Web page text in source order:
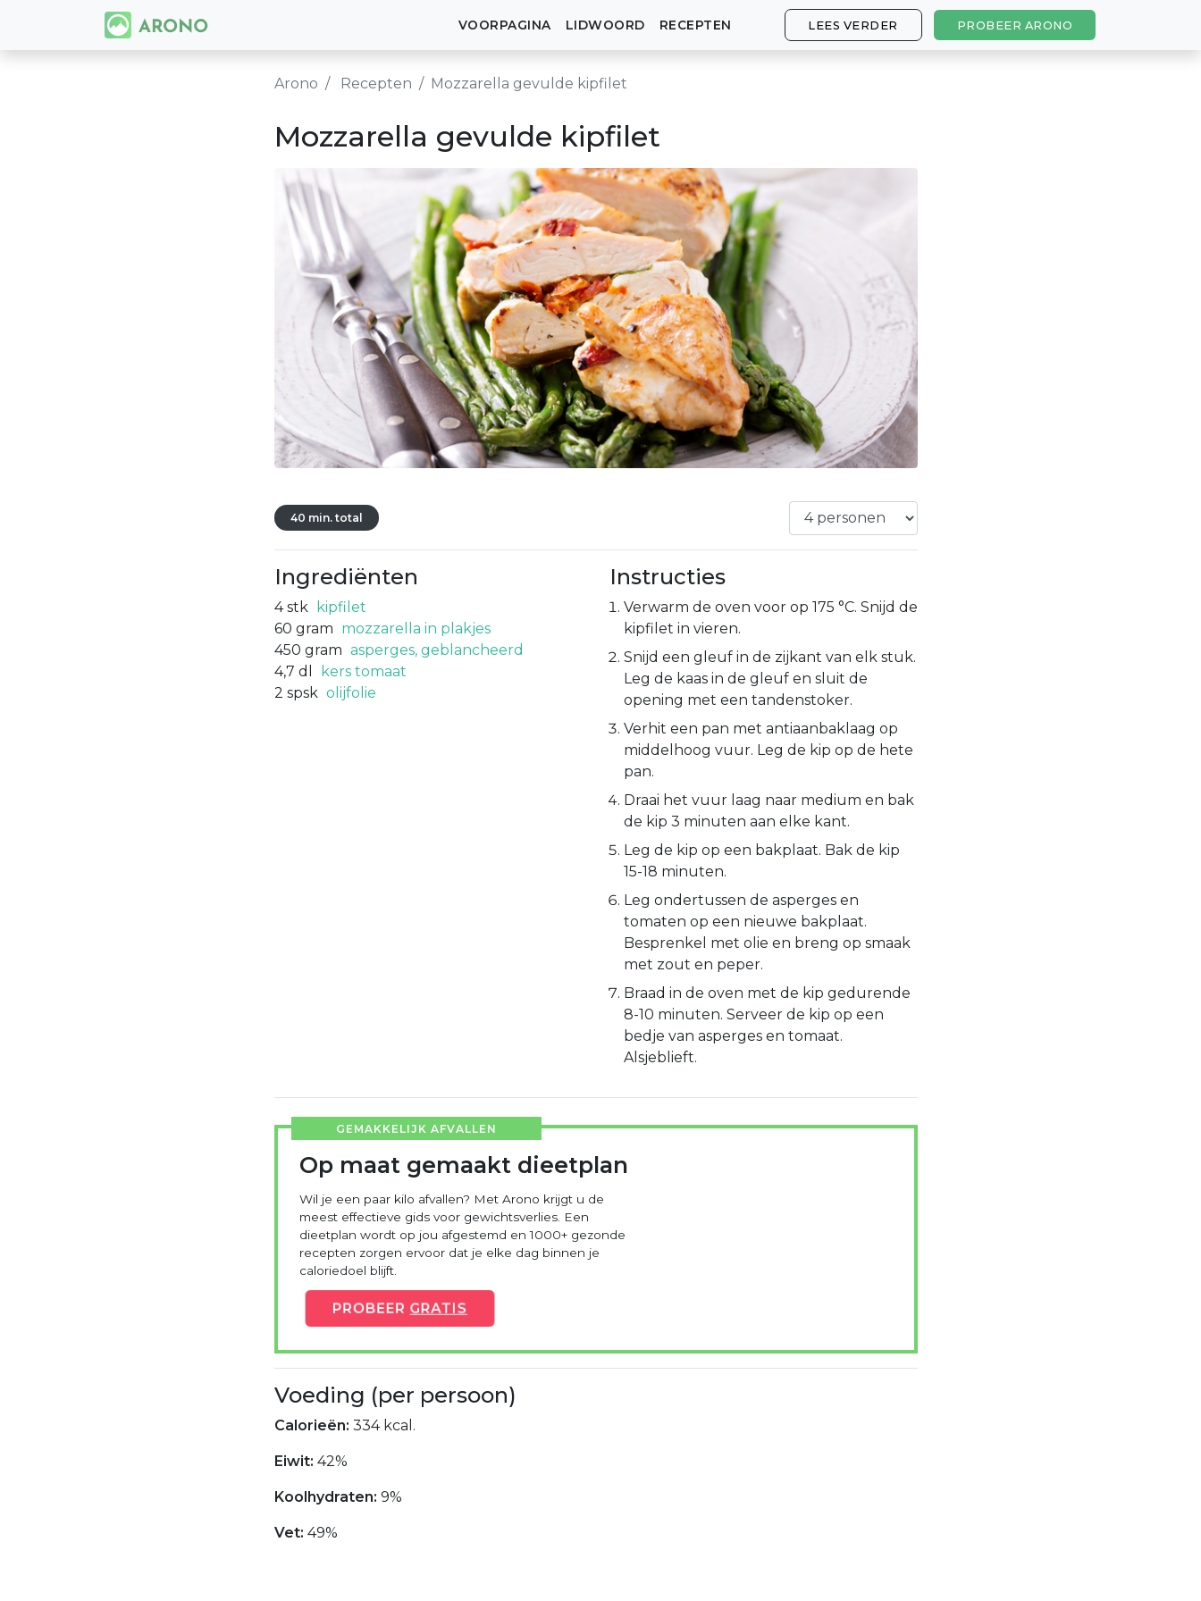
VOORPAGINA LIDWOORD RECEPTEN LEES VERDER PROBEER ARONO
Arono Recepten Mozzarella gevulde kipfilet
Mozzarella gevulde kipfilet
40 min. total
Ingrediënten
4 stk
kipfilet
60 gram mozzarella in plakjes
450 gram asperges, geblancheerd
4,7 dl
kers tomaat
2 spsk olijfolie
Instructies
Verwarm de oven voor op 175 °C. Snijd de
kipfilet in vieren.
Snijd een gleuf in de zijkant van elk stuk.
Leg de kaas in de gleuf en sluit de
opening met een tandenstoker.
Verhit een pan met antiaanbaklaag op
middelhoog vuur. Leg de kip op de hete
pan.
Draai het vuur laag naar medium en bak
de kip 3 minuten aan elke kant.
Leg de kip op een bakplaat. Bak de kip
15-18 minuten.
Leg ondertussen de asperges en
tomaten op een nieuwe bakplaat.
Besprenkel met olie en breng op smaak
met zout en peper.
Braad in de oven met de kip gedurende
8-10 minuten. Serveer de kip op een
bedje van asperges en tomaat.
Alsjeblieft.
GEMAKKELIJK AFVALLEN
Op maat gemaakt dieetplan
Wil je een paar kilo afvallen? Met Arono krijgt u de
meest effectieve gids voor gewichtsverlies. Een
dieetplan wordt op jou afgestemd en 1000+ gezonde
recepten zorgen ervoor dat je elke dag binnen je
caloriedoel blijft.
PROBEER GRATIS
Voeding (per persoon)
Calorieën: 334 kcal.
Eiwit: 42%
Koolhydraten: 9%
Vet: 49%